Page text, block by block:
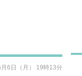
6日（月） 19時13分